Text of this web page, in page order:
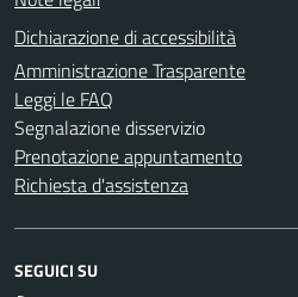
Dichiarazione di accessibilità
Amministrazione Trasparente
Leggi le FAQ
Segnalazione disservizio
Prenotazione appuntamento
Richiesta d'assistenza
SEGUICI SU